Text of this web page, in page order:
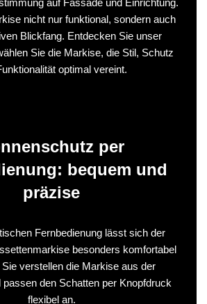
nicht nur funktional, sondern auch
Blickfang. Entdecken Sie unser
Sie die Markise, die Stil, Schutz
optimal vereint.
per
bequem und
präzise
Fernbedienung lässt sich der
besonders komfortabel
verstellen die Markise aus der
passen den Schatten per Knopfdruck
flexibel an.